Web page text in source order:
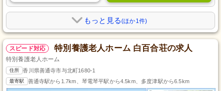
もっと見る(ほか1件)
スピード対応 特別養護老人ホーム 白百合荘の求人
特別養護老人ホーム
住所 香川県善通寺市与北町1680-1
最寄駅 善通寺駅から1.7km、琴電琴平駅から4.5km、多度津駅から6.5km